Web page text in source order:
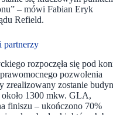
– mówi Fabian Eryk
Refield.
partnerzy
rozpoczęła się pod
pozwolenia
zrealizowany zostanie
1300 mkw. GLA,
finiszu – ukończono 70%